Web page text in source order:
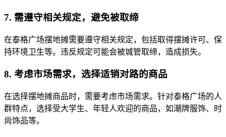
7. 需遵守相关规定，避免被取缔
在泰格广场摆地摊需要遵守相关规定，包括取得摆摊许可、保
持环境卫生等。违反规定可能会被城管取缔，造成损失。
8. 考虑市场需求，选择适销对路的商品
在选择摆地摊商品时，需要考虑市场需求。针对泰格广场的人
群特点，选择受大学生、年轻人欢迎的商品，如潮牌服饰、时
尚饰品等。